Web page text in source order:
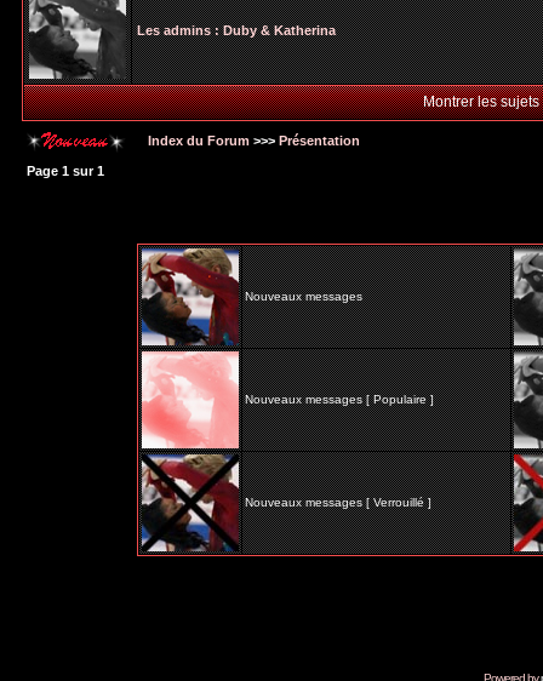
Les admins : Duby & Katherina
Montrer les
Index du Forum >>> Présentation
Page 1 sur1
Nouveaux messages
Nouveaux messages [ Populaire ]
Nouveaux messages [ Verrouillé ]
Powered by